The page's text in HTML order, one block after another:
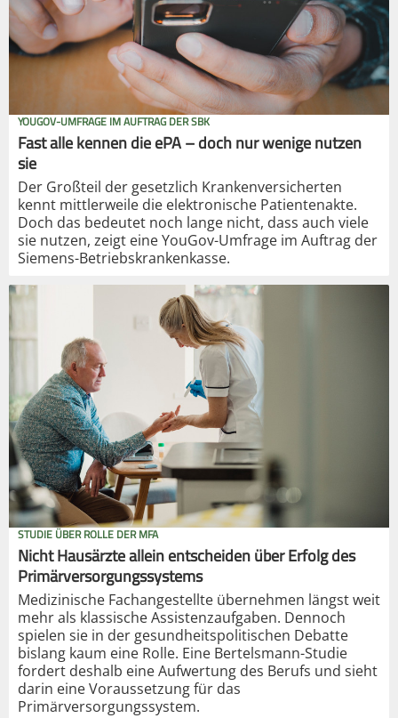
YOUGOV-UMFRAGE IM AUFTRAG DER SBK
Fast alle kennen die ePA – doch nur wenige nutzen
sie
Der Großteil der gesetzlich Krankenversicherten
kennt mittlerweile die elektronische Patientenakte.
Doch das bedeutet noch lange nicht, dass auch viele
sie nutzen, zeigt eine YouGov-Umfrage im Auftrag der
Siemens-Betriebskrankenkasse.
STUDIE ÜBER ROLLE DER MFA
Nicht Hausärzte allein entscheiden über Erfolg des
Primärversorgungssystems
Medizinische Fachangestellte übernehmen längst weit
mehr als klassische Assistenzaufgaben. Dennoch
spielen sie in der gesundheitspolitischen Debatte
bislang kaum eine Rolle. Eine Bertelsmann-Studie
fordert deshalb eine Aufwertung des Berufs und sieht
darin eine Voraussetzung für das
Primärversorgungssystem.